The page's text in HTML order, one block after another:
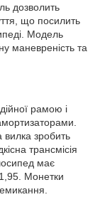
дозволить
що посилить
Модель
маневреність та
рамою і
вилка зробить
трансмісія
має
Монетки